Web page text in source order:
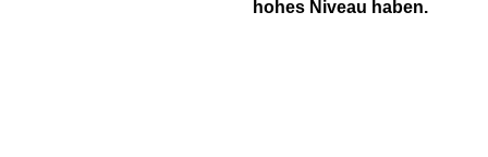
hohes Niveau haben.